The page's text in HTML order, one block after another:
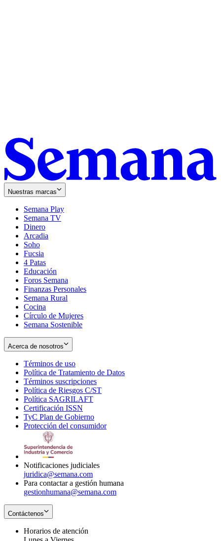
Nuestras marcas
Semana Play
Semana TV
Dinero
Arcadia
Soho
in
new
window
Fucsia
in
new
window
4 Patas
Educación
Foros Semana
Finanzas Personales
Semana Rural
Cocina
Círculo de Mujeres
Semana Sostenible
Acerca de nosotros
Términos de uso
in
new
window
Política de Tratamiento de Datos
Términos suscripciones
in
Política de Riesgos C/ST
Política SAGRILAFT
new
window
Certificación ISSN
in
new
TyC Plan de Gobierno
in
Protección del consumidorOpens
Notificaciones judiciales
juridica@semana.com
Para contactar a gestión humana
gestionhumana@semana.com
Contáctenos
Horarios de atención